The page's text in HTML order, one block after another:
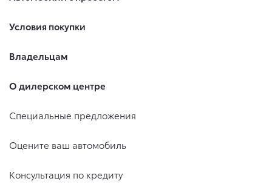
Условия покупки
Владельцам
О дилерском центре
Специальные предложения
Оцените ваш автомобиль
Консультация по кредиту